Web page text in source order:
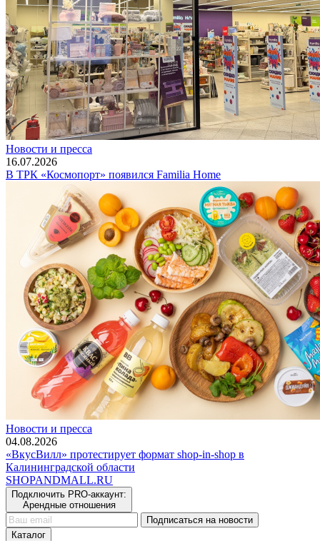
Новости и пресса
16.07.2026
В ТРК «Космопорт» появился Familia Home
Новости и пресса
04.08.2026
«ВкусВилл» протестирует формат shop-in-shop в
Калининградской области
SHOPANDMALL.RU
Подключить PRO-аккаунт:
Арендные отношения
Подписаться на новости
Каталог